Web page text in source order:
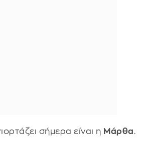
σήμερα είναι η Μάρθα.